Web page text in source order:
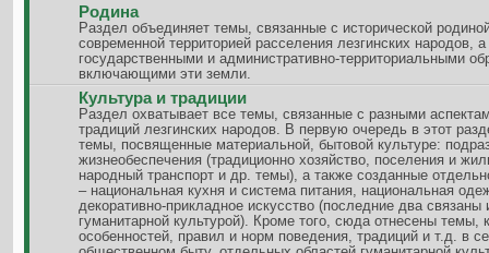
Родина
Раздел объединяет темы, связанные с исторической
современной территорией расселения лезгинских народов,
государственными и административно-территориальными
включающими эти земли.
Культура и традиции
Раздел охватывает все темы, связанные с разными
традиций лезгинских народов. В первую очередь в этот
темы, посвященные материальной, бытовой культуре:
жизнеобеспечения (традиционно хозяйство, поселения и
народный транспорт и др. темы), а также созданные
– национальная кухня и система питания, национальная
декоративно-прикладное искусство (последние два связаны
гуманитарной культурой). Кроме того, сюда отнесены темы,
особенностей, правил и норм поведения, традиций и т.д. в